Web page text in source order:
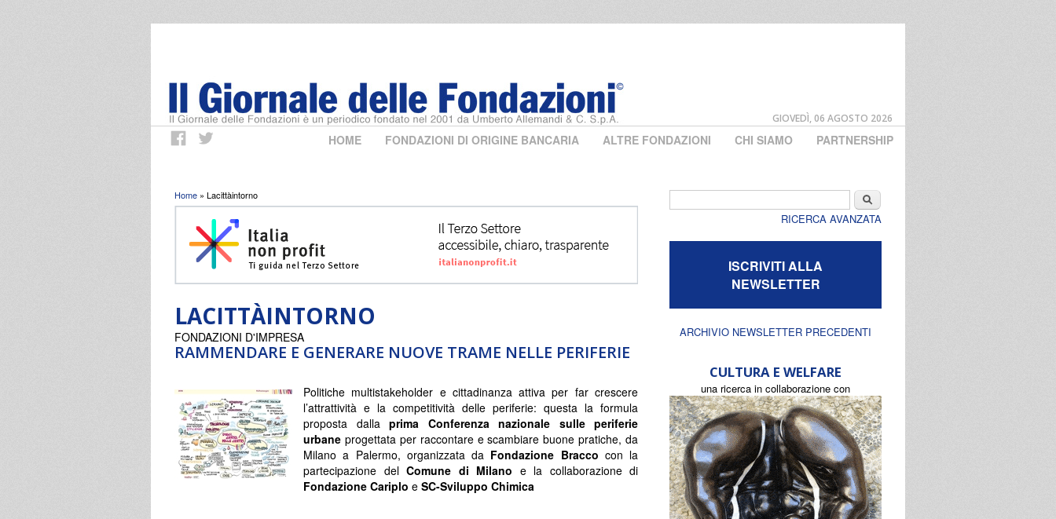
GIOVEDÌ, 06 AGOSTO 2026
HOME FONDAZIONI DI ORIGINE BANCARIA ALTRE FONDAZIONI CHI SIAMO PARTNERSHIP
Tu sei qui
Home » Lacittàintorno
LACITTÀINTORNO
RAMMENDARE E GENERARE NUOVE TRAME NELLE PERIFERIE
FONDAZIONI D'IMPRESA
Politiche multistakeholder e cittadinanza attiva per far crescere
l’attrattività e la competitività delle periferie: questa la formula
proposta dalla prima Conferenza nazionale sulle periferie
urbane progettata per raccontare e scambiare buone pratiche, da
Milano a Palermo, organizzata da Fondazione Bracco con la
partecipazione del Comune di Milano e la collaborazione di
Fondazione Cariplo e SC-Sviluppo Chimica
Cerca
RICERCA AVANZATA
ISCRIVITI ALLA
NEWSLETTER
ARCHIVIO NEWSLETTER PRECEDENTI
CULTURA E WELFARE
una ricerca in collaborazione con